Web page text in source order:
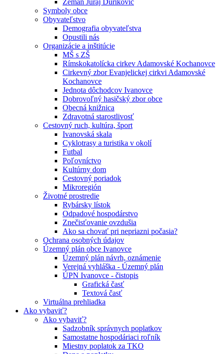
Zeman Juraj Ďurikovič
Symboly obce
Obyvateľstvo
Demografia obyvateľstva
Opustili nás
Organizácie a inštitúcie
MŠ s ZŠ
Rímskokatolícka cirkev Adamovské Kochanovce
Cirkevný zbor Evanjelickej cirkvi Adamovské
Kochanovce
Jednota dôchodcov Ivanovce
Dobrovoľný hasičský zbor obce
Obecná knižnica
Zdravotná starostlivosť
Cestovný ruch, kultúra, šport
Ivanovská skala
Cyklotrasy a turistika v okolí
Futbal
Poľovníctvo
Kultúrny dom
Cestovný poriadok
Mikroregión
Životné prostredie
Rybársky lístok
Odpadové hospodárstvo
Znečisťovanie ovzdušia
Ako sa chovať pri nepriazni počasia?
Ochrana osobných údajov
Územný plán obce Ivanovce
Územný plán návrh, oznámenie
Verejná vyhláška - Územný plán
ÚPN Ivanovce - čistopis
Grafická časť
Textová časť
Virtuálna prehliadka
Ako vybaviť?
Ako vybaviť?
Sadzobník správnych poplatkov
Samostatne hospodáriaci roľník
Miestny poplatok za TKO